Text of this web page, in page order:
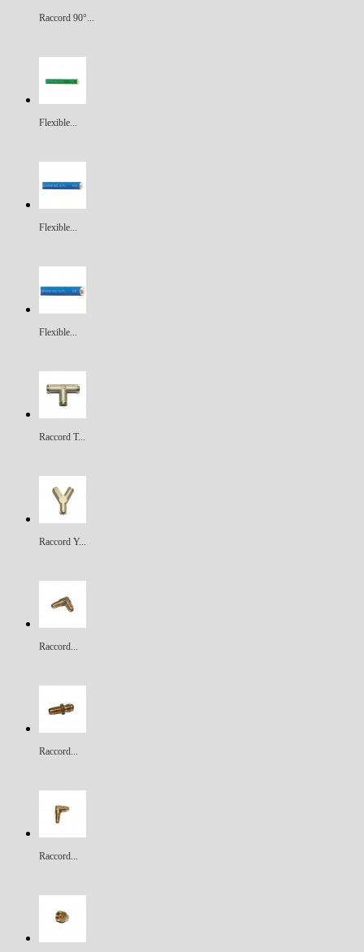
Raccord 90°...
Flexible...
Flexible...
Flexible...
Raccord T...
Raccord Y...
Raccord...
Raccord...
Raccord...